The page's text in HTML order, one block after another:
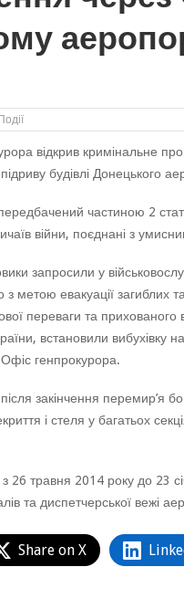
Події
відкрив кримінальне
будівлі Донецького
частиною 2
війни, поєднані з
запросили у
з метою евакуації загиблих
переваги та
встановили вибухівку
генпрокурора.
закінчення перемир’я
і стеля у багатьох
26 травня 2014 року до 23
та диспетчерської вежі
Share on X